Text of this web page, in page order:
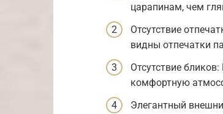
царапинам, чем
Отсутствие
видны отпечатки
Отсутствие
комфортную
Элегантный